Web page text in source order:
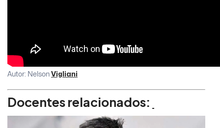
Autor: Nelson Vigliani
Docentes relacionados: